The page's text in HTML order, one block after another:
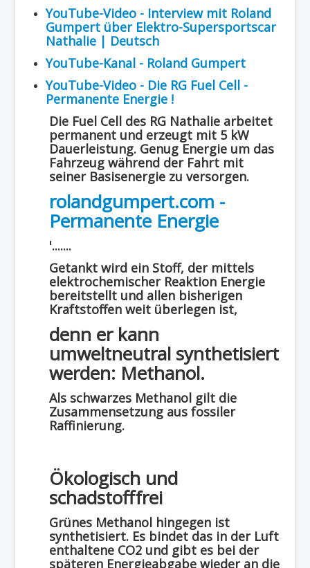
YouTube-Video - Interview mit Roland
Gumpert über Elektro-Supersportscar
Nathalie | Deutsch
YouTube-Kanal - Roland Gumpert
YouTube-Video - Die RG Fuel Cell -
Permanente Energie !
Die Fuel Cell des RG Nathalie arbeitet
permanent und erzeugt mit 5 kW
Dauerleistung. Genug Energie um das
Fahrzeug während der Fahrt mit
seiner Basisenergie zu versorgen.
rolandgumpert.com -
Permanente Energie
'.......
Getankt wird ein Stoff, der mittels
elektrochemischer Reaktion Energie
bereitstellt und allen bisherigen
Kraftstoffen weit überlegen ist,
denn er kann
umweltneutral synthetisiert
werden: Methanol.
Als schwarzes Methanol gilt die
Zusammensetzung aus fossiler
Raffinierung.
Ökologisch und
schadstofffrei
Grünes Methanol hingegen ist
synthetisiert. Es bindet das in der Luft
enthaltene CO2 und gibt es bei der
späteren Energieabgabe wieder an die